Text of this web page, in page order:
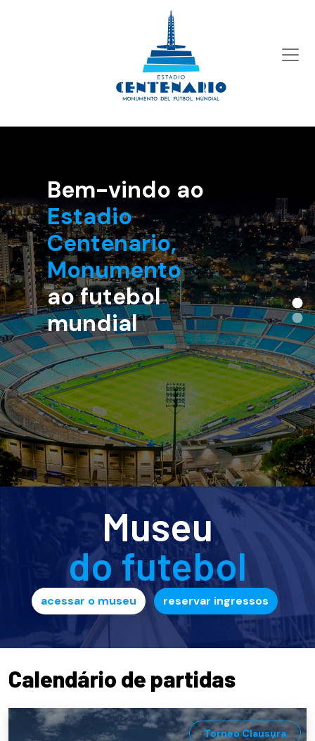
Bem-vindo ao
Estadio Centenario,
Monumentoao
futebol mundial
Museu
do futebol
acessar o museu reservar ingressos
Calendário de partidas
Torneo Clausura